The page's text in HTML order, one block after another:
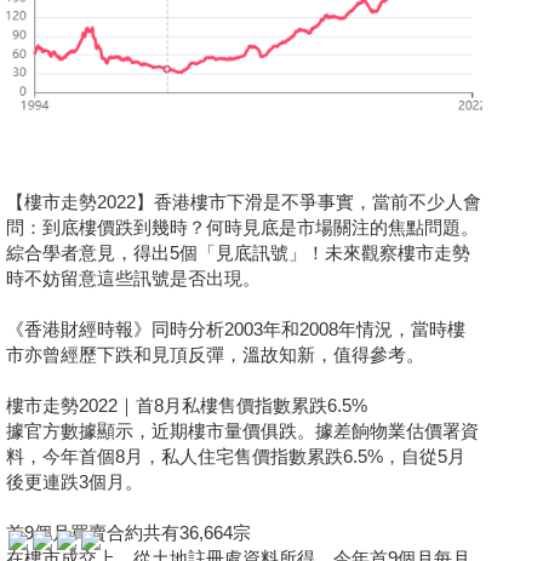
收
樓
盤
體
体
【樓市走勢2022】香港樓市下滑是不爭事實，當前不少人會
問：到底樓價跌到幾時？何時見底是市場關注的焦點問題。
綜合學者意見，得出5個「見底訊號」！未來觀察樓市走勢
時不妨留意這些訊號是否出現。
《香港財經時報》同時分析2003年和2008年情況，當時樓
市亦曾經歷下跌和見頂反彈，溫故知新，值得參考。
樓市走勢2022｜首8月私樓售價指數累跌6.5%
據官方數據顯示，近期樓市量價俱跌。據差餉物業估價署資
料，今年首個8月，私人住宅售價指數累跌6.5%，自從5月
後更連跌3個月。
首9個月買賣合約共有36,664宗